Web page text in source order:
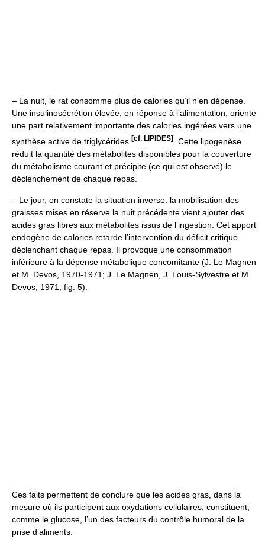
– La nuit, le rat consomme plus de calories qu’il n’en dépense.
Une insulinosécrétion élevée, en réponse à l’alimentation, oriente
une part relativement importante des calories ingérées vers une
synthèse active de triglycérides [cf. LIPIDES]
. Cette lipogenèse
réduit la quantité des métabolites disponibles pour la couverture
du métabolisme courant et précipite (ce qui est observé) le
déclenchement de chaque repas.
– Le jour, on constate la situation inverse: la mobilisation des
graisses mises en réserve la nuit précédente vient ajouter des
acides gras libres aux métabolites issus de l’ingestion. Cet apport
endogène de calories retarde l’intervention du déficit critique
déclenchant chaque repas. Il provoque une consommation
inférieure à la dépense métabolique concomitante (J. Le Magnen
et M. Devos, 1970-1971; J. Le Magnen, J. Louis-Sylvestre et M.
Devos, 1971; fig. 5).
Ces faits permettent de conclure que les acides gras, dans la
mesure où ils participent aux oxydations cellulaires, constituent,
comme le glucose, l’un des facteurs du contrôle humoral de la
prise d’aliments.